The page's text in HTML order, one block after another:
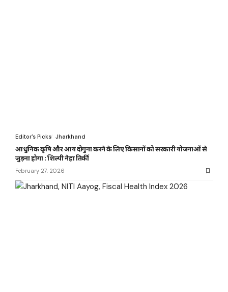
Editor's Picks Jharkhand
आधुनिक कृषि और आय दोगुना करने के लिए किसानों को सरकारी योजनाओं से
जुड़ना होगा : शिल्पी नेहा तिर्की
February 27, 2026